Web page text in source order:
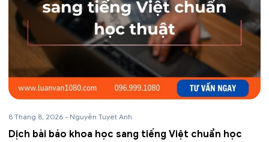
8 Tháng 8, 2026 - Nguyễn Tuyết Anh
Dịch bài báo khoa học sang tiếng Việt chuẩn học